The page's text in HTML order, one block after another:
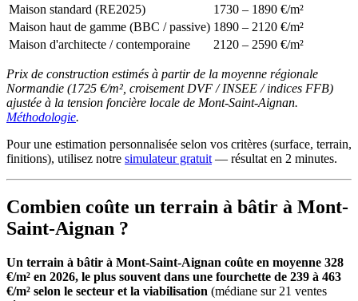
Maison standard (RE2025)
1730 – 1890 €/m²
Maison haut de gamme (BBC / passive) 1890 – 2120 €/m²
Maison d'architecte / contemporaine
2120 – 2590 €/m²
Prix de construction estimés à partir de la moyenne régionale
Normandie (1725 €/m², croisement DVF / INSEE / indices FFB)
ajustée à la tension foncière locale de Mont-Saint-Aignan.
Méthodologie.
Pour une estimation personnalisée selon vos critères (surface, terrain,
finitions), utilisez notre simulateur gratuit— résultat en 2 minutes.
Combien coûte un terrain à bâtir à Mont-
Saint-Aignan ?
Un terrain à bâtir à Mont-Saint-Aignan coûte en moyenne 328
€/m² en 2026, le plus souvent dans une fourchette de 239 à 463
€/m² selon le secteur et la viabilisation (médiane sur 21 ventes